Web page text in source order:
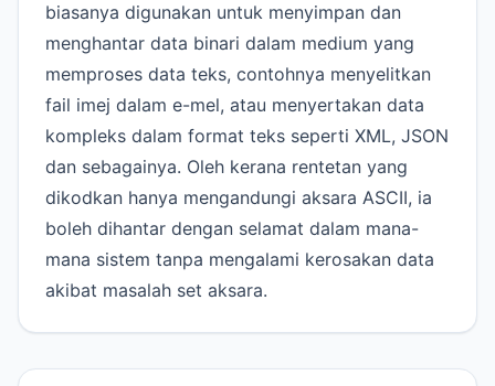
biasanya digunakan untuk menyimpan dan
menghantar data binari dalam medium yang
memproses data teks, contohnya menyelitkan
fail imej dalam e-mel, atau menyertakan data
kompleks dalam format teks seperti XML, JSON
dan sebagainya. Oleh kerana rentetan yang
dikodkan hanya mengandungi aksara ASCII, ia
boleh dihantar dengan selamat dalam mana-
mana sistem tanpa mengalami kerosakan data
akibat masalah set aksara.